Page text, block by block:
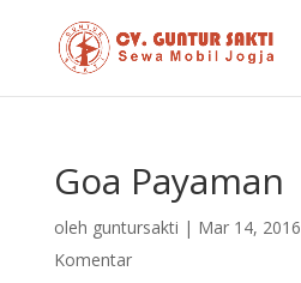
Goa Payaman
oleh guntursakti | Mar 14, 2016
Komentar